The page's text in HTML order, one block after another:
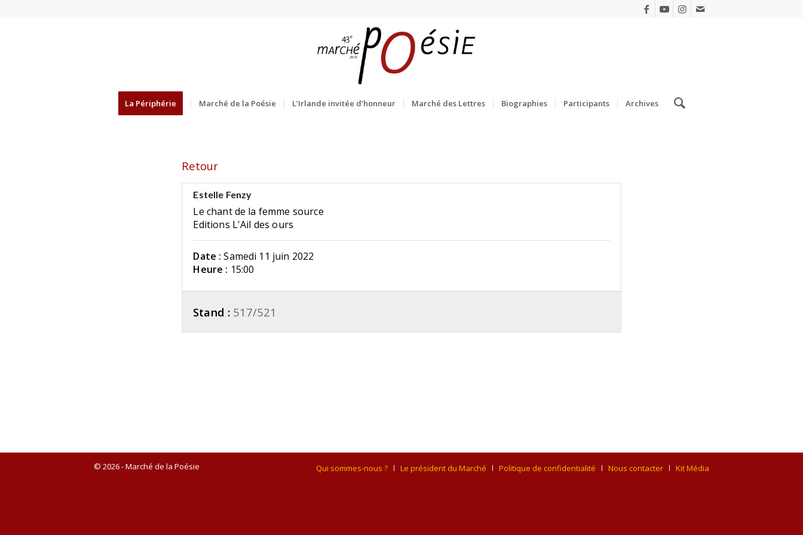
La Périphérie Marché de la Poésie L’Irlande invitée d’honneur Marché des Lettres Biographies Participants Archives
Retour
Estelle Fenzy
Le chant de la femme source
Editions L'Ail des ours
Date : Samedi 11 juin 2022
Heure : 15:00
Stand : 517/521
© 2026 - Marché de la Poésie Qui sommes-nous ? Le président du Marché Politique de confidentialité Nous contacter Kit Média